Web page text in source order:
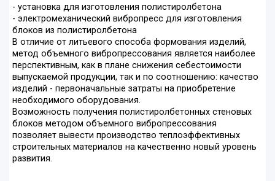
- установка для изготовления полистиролбетона
- электромеханический вибропресс для изготовления
блоков из полистиролбетона
В отличие от литьевого способа формования изделий,
метод объемного вибропрессования является наиболее
перспективным, как в плане снижения себестоимости
выпускаемой продукции, так и по соотношению: качество
изделий - первоначальные затраты на приобретение
необходимого оборудования.
Возможность получения полистиролбетонных стеновых
блоков методом объемного вибропрессования
позволяет вывести производство теплоэффективных
строительных материалов на качественно новый уровень
развития.